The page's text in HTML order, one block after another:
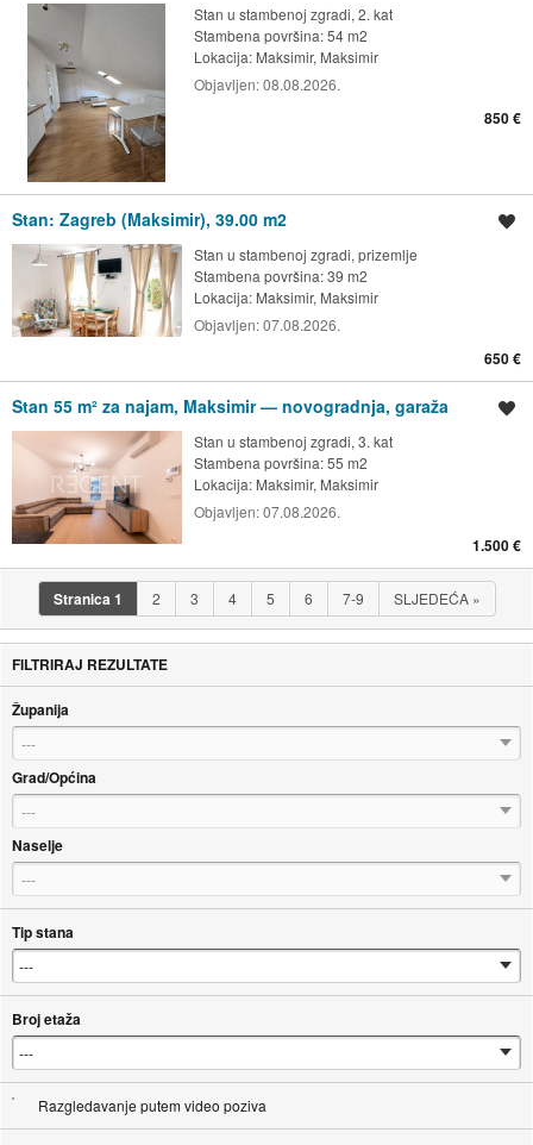
Stan u stambenoj zgradi, 2. kat
Stambena površina: 54 m2
Lokacija: Maksimir, Maksimir
Objavljen:08.08.2026.
850 €
Stan: Zagreb (Maksimir), 39.00 m2
Stan u stambenoj zgradi, prizemlje
Stambena površina: 39 m2
Lokacija: Maksimir, Maksimir
Objavljen:07.08.2026.
650 €
Stan 55 m² za najam, Maksimir — novogradnja, garaža
Stan u stambenoj zgradi, 3. kat
Stambena površina: 55 m2
Lokacija: Maksimir, Maksimir
Objavljen:07.08.2026.
1.500 €
Stranica1 2 3 4 5 6 7-9 SLJEDEĆA »
FILTRIRAJ REZULTATE
Županija
---
Grad/Općina
---
Naselje
---
Tip stana
Broj etaža
Razgledavanje putem video poziva